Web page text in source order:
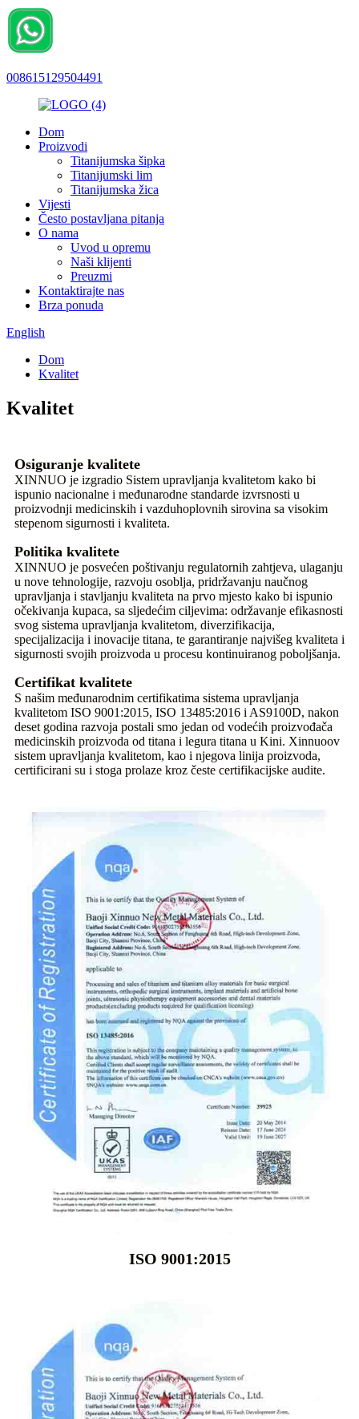
008615129504491
Dom
Proizvodi
Titanijumska šipka
Titanijumski lim
Titanijumska žica
Vijesti
Često postavljana pitanja
O nama
Uvod u opremu
Naši klijenti
Preuzmi
Kontaktirajte nas
Brza ponuda
English
Dom
Kvalitet
Kvalitet
Osiguranje kvalitete
XINNUO je izgradio Sistem upravljanja kvalitetom kako bi
ispunio nacionalne i međunarodne standarde izvrsnosti u
proizvodnji medicinskih i vazduhoplovnih sirovina sa visokim
stepenom sigurnosti i kvaliteta.
Politika kvalitete
XINNUO je posvećen poštivanju regulatornih zahtjeva, ulaganju
u nove tehnologije, razvoju osoblja, pridržavanju naučnog
upravljanja i stavljanju kvaliteta na prvo mjesto kako bi ispunio
očekivanja kupaca, sa sljedećim ciljevima: održavanje efikasnosti
svog sistema upravljanja kvalitetom, diverzifikacija,
specijalizacija i inovacije titana, te garantiranje najvišeg kvaliteta i
sigurnosti svojih proizvoda u procesu kontinuiranog poboljšanja.
Certifikat kvalitete
S našim međunarodnim certifikatima sistema upravljanja
kvalitetom ISO 9001:2015, ISO 13485:2016 i AS9100D, nakon
deset godina razvoja postali smo jedan od vodećih proizvođača
medicinskih proizvoda od titana i legura titana u Kini. Xinnuoov
sistem upravljanja kvalitetom, kao i njegova linija proizvoda,
certificirani su i stoga prolaze kroz česte certifikacijske audite.
ISO 9001:2015